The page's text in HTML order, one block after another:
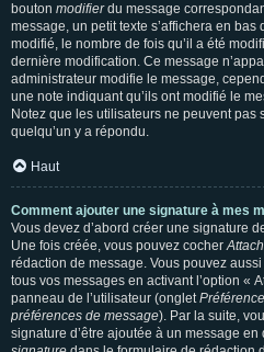
bouton modifierdu message
message, un petit texte s’affichera en bas
modifié, le nombre de fois qu’il a été
dernière modification. Ce message
administrateur modifie le message,
une note indiquant qu’ils ont modifié le
Notez que les utilisateurs ne peuvent
quelqu’un y a répondu.
Haut
Comment ajouter une signature à mes
Vous devez d’abord créer une signature
Une fois créée, vous pouvez cocher
rédaction de message. Vous pouvez
tous vos messages en activant l’option «
panneau de l’utilisateur (onglet
préférences de message). Par la suite,
signature d’être ajoutée à un message